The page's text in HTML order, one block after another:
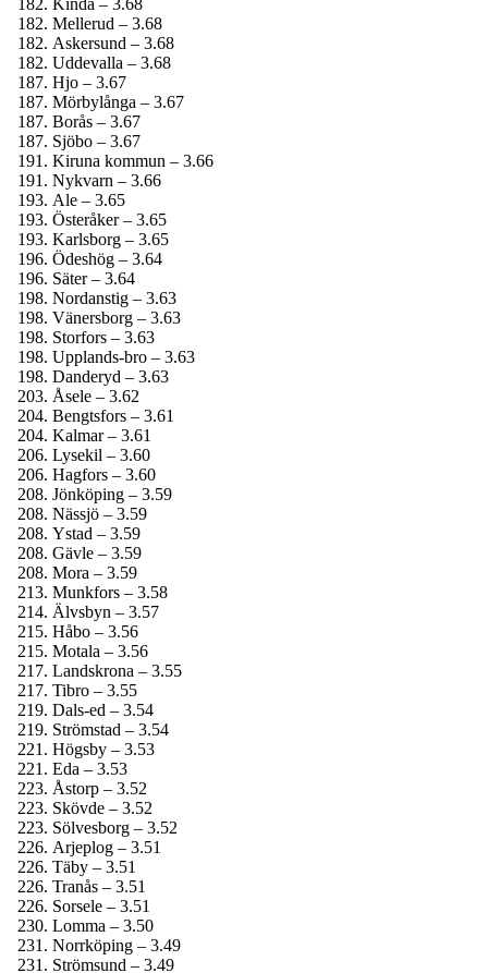
Kinda – 3.68
Mellerud – 3.68
Askersund – 3.68
Uddevalla – 3.68
Hjo – 3.67
Mörbylånga – 3.67
Borås – 3.67
Sjöbo – 3.67
Kiruna kommun – 3.66
Nykvarn – 3.66
Ale – 3.65
Österåker – 3.65
Karlsborg – 3.65
Ödeshög – 3.64
Säter – 3.64
Nordanstig – 3.63
Vänersborg – 3.63
Storfors – 3.63
Upplands-bro – 3.63
Danderyd – 3.63
Åsele – 3.62
Bengtsfors – 3.61
Kalmar – 3.61
Lysekil – 3.60
Hagfors – 3.60
Jönköping – 3.59
Nässjö – 3.59
Ystad – 3.59
Gävle – 3.59
Mora – 3.59
Munkfors – 3.58
Älvsbyn – 3.57
Håbo – 3.56
Motala – 3.56
Landskrona – 3.55
Tibro – 3.55
Dals-ed – 3.54
Strömstad – 3.54
Högsby – 3.53
Eda – 3.53
Åstorp – 3.52
Skövde – 3.52
Sölvesborg – 3.52
Arjeplog – 3.51
Täby – 3.51
Tranås – 3.51
Sorsele – 3.51
Lomma – 3.50
Norrköping – 3.49
Strömsund – 3.49